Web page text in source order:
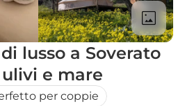
lusso a Soverato
e mare
per coppie